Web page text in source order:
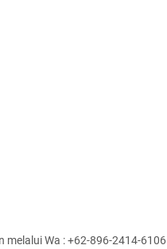
melalui Wa : +62-896-2414-6106